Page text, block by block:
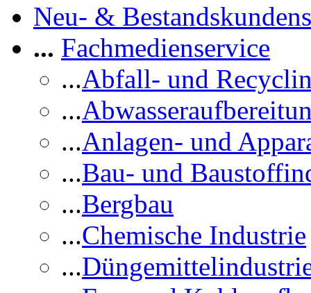
Neu- &
... Fachmedienservice
...Abfall- und
...
...Anlagen- und
...Bau- und
...Bergbau
...Chemische Industrie
...